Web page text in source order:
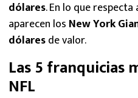
dólares. En lo que
aparecen los New York
dólaresde valor.
Las 5 franquicias
NFL